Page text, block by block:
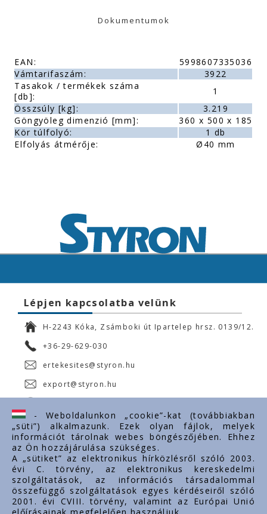
Dokumentumok
EAN:
5998607335036
Vámtarifaszám:
3922
Tasakok / termékek száma
[db]:
1
Összsúly [kg]:
3.219
Göngyöleg dimenzió [mm]:
360 x 500 x 185
Kör túlfolyó:
1 db
Elfolyás átmérője:
Ø40 mm
Lépjen kapcsolatba velünk
H-2243 Kóka, Zsámboki út Ipartelep hrsz. 0139/12.
+36-29-629-030
ertekesites@styron.hu
export@styron.hu
Fontos linkek
Rólunk
Dokumentumok
Kapcsolat
- Weboldalunkon „cookie”-kat (továbbiakban
„süti”) alkalmazunk. Ezek olyan fájlok, melyek
információt tárolnak webes böngészőjében. Ehhez
az Ön hozzájárulása szükséges.
A „sütiket” az elektronikus hírközlésről szóló 2003.
évi C. törvény, az elektronikus kereskedelmi
szolgáltatások, az információs társadalommal
összefüggő szolgáltatások egyes kérdéseiről szóló
2001. évi CVIII. törvény, valamint az Európai Unió